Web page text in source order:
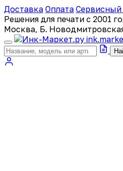
Доставка Оплата Сервисный
Решения для печати с 2001
Москва, Б.
ink.